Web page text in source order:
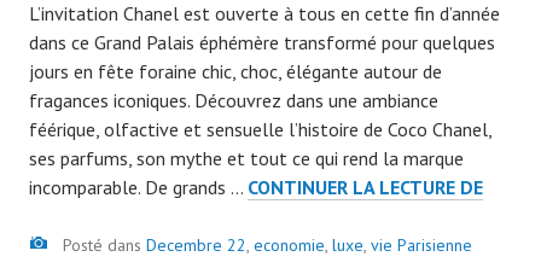
r
a
d
m
i
n
7
7
L’invitation Chanel est ouverte à tous en cette fin d’année
dans ce Grand Palais éphémère transformé pour quelques
jours en fête foraine chic, choc, élégante autour de
fragances iconiques. Découvrez dans une ambiance
féérique, olfactive et sensuelle l’histoire de Coco Chanel,
ses parfums, son mythe et tout ce qui rend la marque
incomparable. De grands … CONTINUER LA LECTURE DE
Image
Posté dans Decembre 22, economie, luxe, vie Parisienne